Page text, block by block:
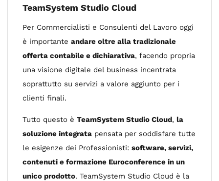
TeamSystem Studio Cloud
Per Commercialisti e Consulenti del Lavoro oggi
è importante andare oltre alla tradizionale
offerta contabile e dichiarativa, facendo propria
una visione digitale del business incentrata
soprattutto su servizi a valore aggiunto per i
clienti finali.
Tutto questo è TeamSystem Studio Cloud, la
soluzione integrata pensata per soddisfare tutte
le esigenze dei Professionisti: software, servizi,
contenuti e formazione Euroconference in un
unico prodotto. TeamSystem Studio Cloud è la